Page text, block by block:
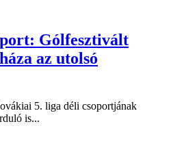
Gólfesztivált
az utolsó
5. liga déli csoportjának
is...